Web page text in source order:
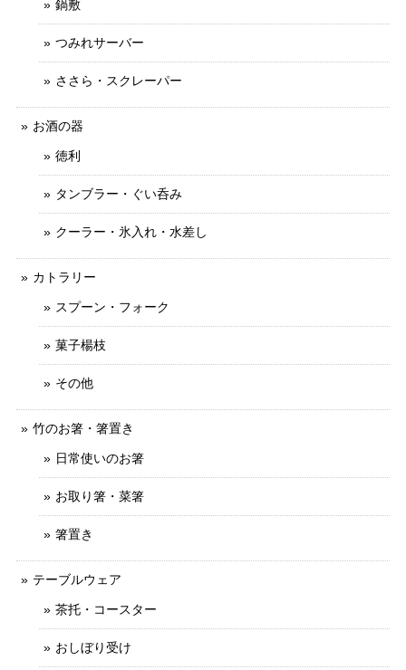
鍋敷
つみれサーバー
ささら・スクレーパー
お酒の器
徳利
タンブラー・ぐい呑み
クーラー・氷入れ・水差し
カトラリー
スプーン・フォーク
菓子楊枝
その他
竹のお箸・箸置き
日常使いのお箸
お取り箸・菜箸
箸置き
テーブルウェア
茶托・コースター
おしぼり受け